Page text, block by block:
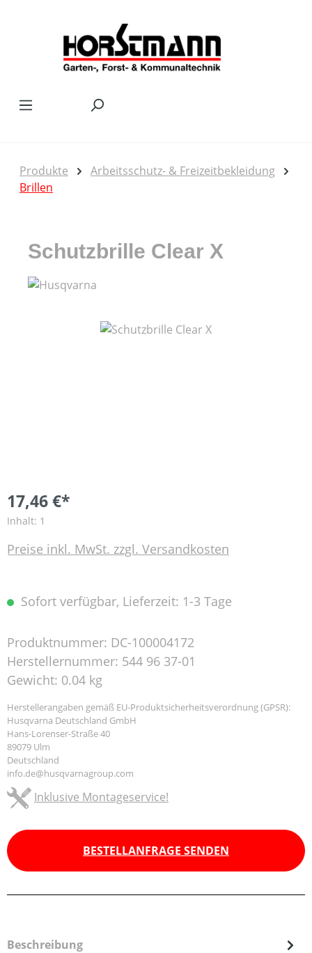
Produkte
Arbeitsschutz- & Freizeitbekleidung
Brillen
Schutzbrille Clear X
Bildergalerie überspringen
17,46 €*
Inhalt: 1
Preise inkl. MwSt. zzgl. Versandkosten
Sofort verfügbar, Lieferzeit: 1-3 Tage
Produktnummer: DC-100004172
Herstellernummer: 544 96 37-01
Gewicht: 0.04 kg
Herstellerangaben gemäß EU-Produktsicherheitsverordnung (GPSR):
Husqvarna Deutschland GmbH
Hans-Lorenser-Straße 40
89079 Ulm
Deutschland
info.de@husqvarnagroup.com
Inklusive Montageservice!
BESTELLANFRAGE SENDEN
Beschreibung